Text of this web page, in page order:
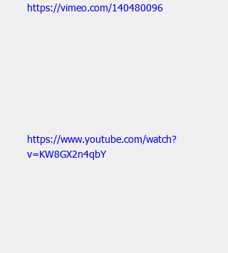
https://vimeo.com/140480096
https://www.youtube.com/watch?
v=KW8GX2n4qbY